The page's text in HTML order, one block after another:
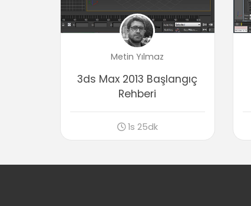
Metin Yılmaz
3ds Max 2013 Başlangıç
Rehberi
1s 25dk